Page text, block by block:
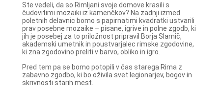
Ste vedeli, da so Rimljani svoje domove krasili s
čudovitimi mozaiki iz kamenčkov? Na zadnji izmed
poletnih delavnic bomo s papirnatimi kvadratki ustvarili
prav posebne mozaike – pisane, igrive in polne zgodb, ki
jih je posebej za to priložnost pripravil Borja Slamič,
akademski umetnik in poustvarjalec rimske zgodovine,
ki zna zgodovino preliti v barvo, obliko in igro.
Pred tem pa se bomo potopili v čas starega Rima z
zabavno zgodbo, ki bo oživila svet legionarjev, bogov in
skrivnosti starih mest.